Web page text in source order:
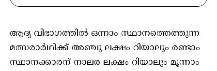
ആദ്യ വിഭാഗത്തില്‍ ഒന്നാം സ്ഥാനത്തെത്തുന്ന
മത്സരാര്‍ഥിക്ക് അഞ്ചു ലക്ഷം റിയാലും രണ്ടാം
സ്ഥാനക്കാരന് നാലര ലക്ഷം റിയാലും മൂന്നാം